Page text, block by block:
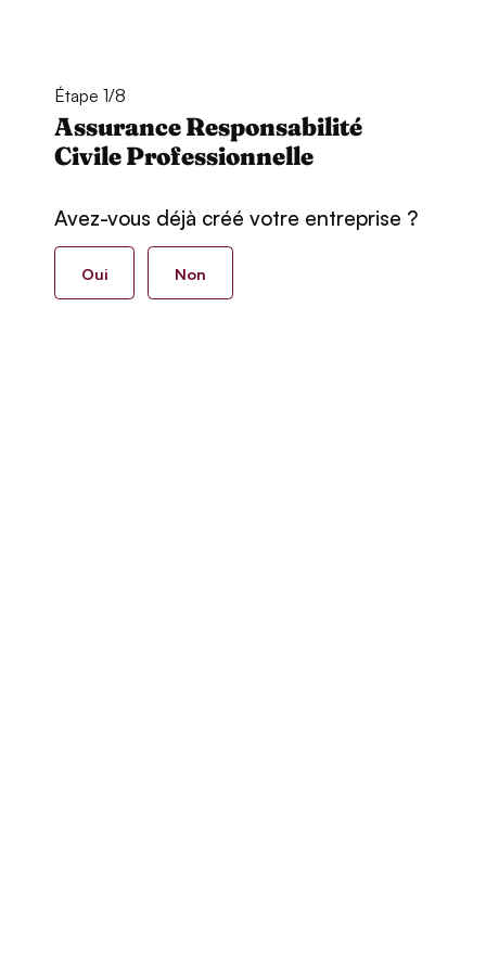
Étape 1/8
Assurance Responsabilité
Civile Professionnelle
Avez-vous déjà créé votre entreprise ?
Oui Non